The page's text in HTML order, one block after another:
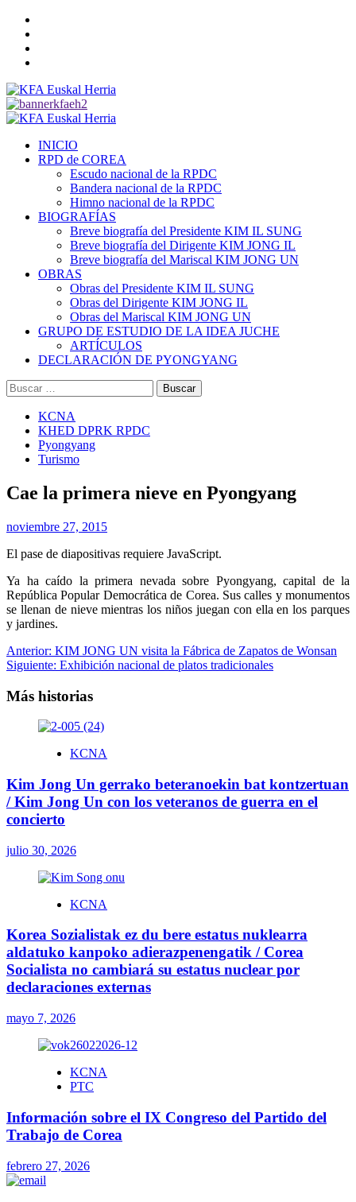
Saltar
contenido
Menú
INICIO
RPD de COREA
Escudo nacional de la RPDC
Bandera nacional de la RPDC
Himno nacional de la RPDC
BIOGRAFÍAS
Breve biografía del Presidente KIM IL SUNG
Breve biografía del Dirigente KIM JONG IL
Breve biografía del Mariscal KIM JONG UN
OBRAS
Obras del Presidente KIM IL SUNG
Obras del Dirigente KIM JONG IL
Obras del Mariscal KIM JONG UN
GRUPO DE ESTUDIO DE LA IDEA JUCHE
ARTÍCULOS
DECLARACIÓN DE PYONGYANG
Buscar:
KCNA
KHED DPRK RPDC
Pyongyang
Turismo
Cae la primera nieve en Pyongyang
noviembre 27, 2015
El pase de diapositivas requiere JavaScript.
Ya ha caído la primera nevada sobre Pyongyang, capital de la
República Popular Democrática de Corea. Sus calles y monumentos
se llenan de nieve mientras los niños juegan con ella en los parques
y jardines.
Navegación
de
entradas
Anterior: KIM JONG UN visita la Fábrica de Zapatos de Wonsan
Siguiente: Exhibición nacional de platos tradicionales
Más historias
KCNA
Kim Jong Un gerrako beteranoekin bat kontzertuan
/ Kim Jong Un con los veteranos de guerra en el
concierto
julio 30, 2026
KCNA
Korea Sozialistak ez du bere estatus nuklearra
aldatuko kanpoko adierazpenengatik / Corea
Socialista no cambiará su estatus nuclear por
declaraciones externas
mayo 7, 2026
KCNA
PTC
Información sobre el IX Congreso del Partido del
Trabajo de Corea
febrero 27, 2026